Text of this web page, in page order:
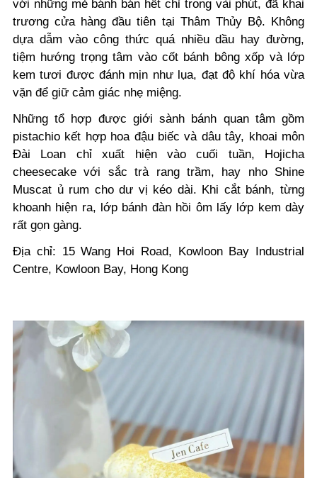
với những mẻ bánh bán hết chỉ trong vài phút, đã khai
trương cửa hàng đầu tiên tại Thâm Thủy Bộ. Không
dựa dẫm vào công thức quá nhiều dầu hay đường,
tiệm hướng trọng tâm vào cốt bánh bông xốp và lớp
kem tươi được đánh mịn như lụa, đạt độ khí hóa vừa
vặn để giữ cảm giác nhẹ miệng.
Những tổ hợp được giới sành bánh quan tâm gồm
pistachio kết hợp hoa đậu biếc và dâu tây, khoai môn
Đài Loan chỉ xuất hiện vào cuối tuần, Hojicha
cheesecake với sắc trà rang trầm, hay nho Shine
Muscat ủ rum cho dư vị kéo dài. Khi cắt bánh, từng
khoanh hiện ra, lớp bánh đàn hồi ôm lấy lớp kem dày
rất gọn gàng.
Địa chỉ: 15 Wang Hoi Road, Kowloon Bay Industrial
Centre, Kowloon Bay, Hong Kong